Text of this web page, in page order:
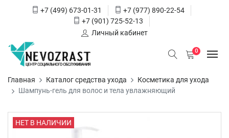
+7 (499) 673-01-31
+7 (977) 890-22-54
+7 (901) 725-52-13
Личный кабинет
0
Главная Каталог средства ухода
Косметика для ухода
Шампунь-гель для волос и тела увлажняющий
НЕТ В НАЛИЧИИ